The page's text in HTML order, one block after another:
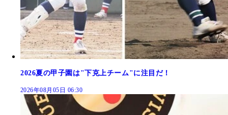
2026夏の甲子園は"下克上チーム"に注目だ！
2026年08月05日 06:30